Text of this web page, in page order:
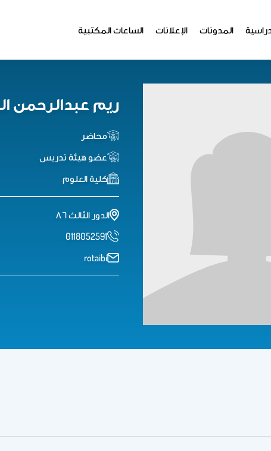
المدونات الإعلانات الساعات المكتبية
ريم عبدالرحمن
محاضر
عضو هيئة تدريس
كلية العلوم
الدور الثالث ٨٦
0118052591
rotaibi